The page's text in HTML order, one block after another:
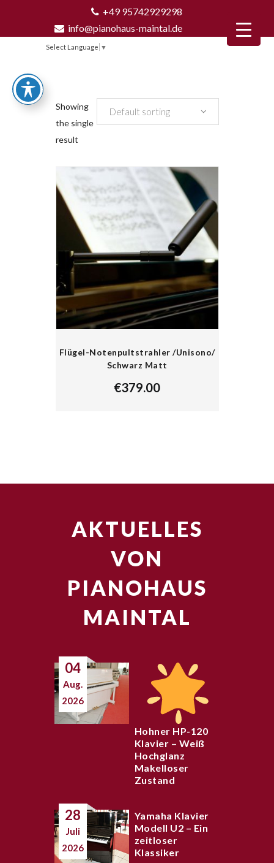
+49 95742929298
info@pianohaus-maintal.de
Select Language ▼
Showing
the single
result
Default sorting
Flügel-Notenpultstrahler /Unisono/
Schwarz Matt
€379.00
AKTUELLES
VON
PIANOHAUS
MAINTAL
04
Aug.
2026
Hohner HP-120
Klavier – Weiß
Hochglanz
Makelloser
Zustand
28
Juli
2026
Yamaha Klavier
Modell U2 – Ein
zeitloser
Klassiker